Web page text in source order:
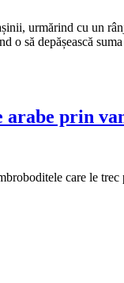
urmărind cu un
o să depășească
arabe prin
care le trec